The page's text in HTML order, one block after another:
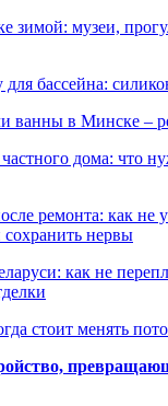
зимой: музеи,
бассейна:
ванны в Минске –
дома: что
ремонта: как не
нервы
как не
стоит менять